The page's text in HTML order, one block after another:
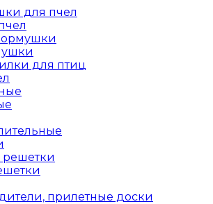
для пчел
для птиц
решетки
прилетные доски